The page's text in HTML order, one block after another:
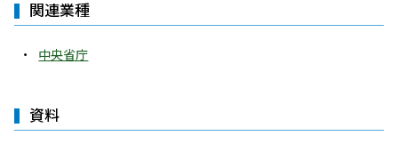
関連業種
中央省庁
資料